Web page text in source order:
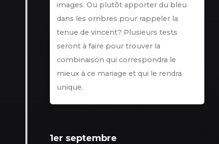
images. Ou plutôt apporter du bleu
dans les ombres pour rappeler la
tenue de vincent? Plusieurs tests
seront à faire pour trouver la
combinaison qui correspondra le
mieux à ce mariage et qui le rendra
unique.
1er septembre